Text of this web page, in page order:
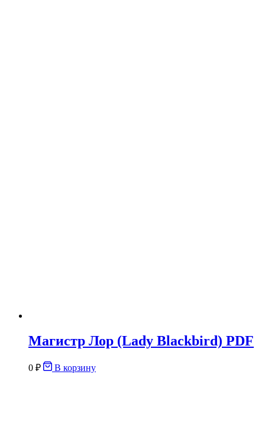
Магистр Лор (Lady Blackbird) PDF
0 ₽ В корзину